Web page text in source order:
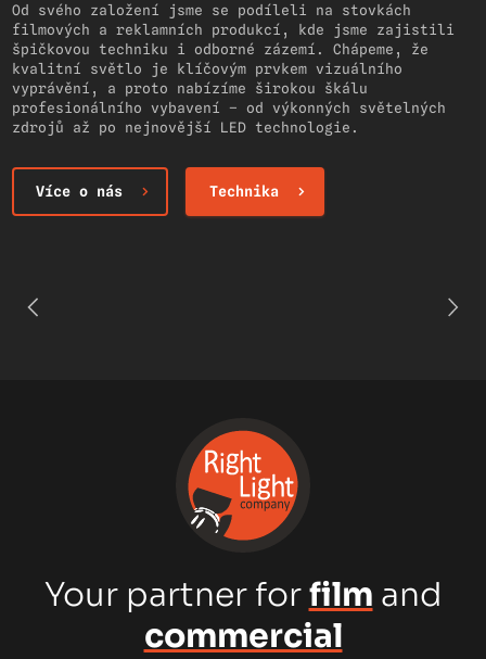
Od svého založení jsme se podíleli na stovkách
filmových a reklamních produkcí, kde jsme zajistili
špičkovou techniku i odborné zázemí. Chápeme, že
kvalitní světlo je klíčovým prvkem vizuálního
vyprávění, a proto nabízíme širokou škálu
profesionálního vybavení – od výkonných světelných
zdrojů až po nejnovější LED technologie.
Více o nás Technika
Your partner forfilm and
commercial